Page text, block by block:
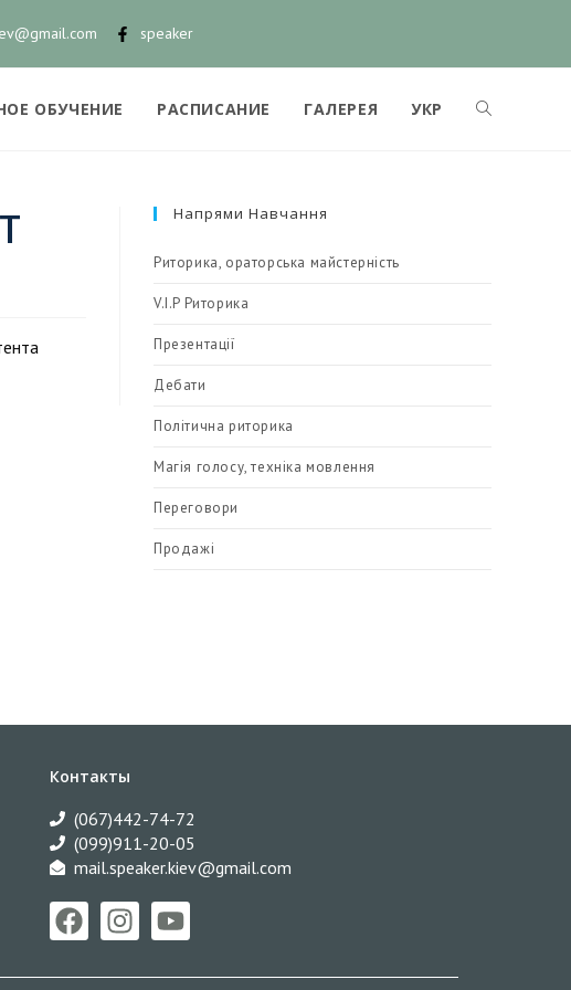
speaker
ОБУЧЕНИЕ РАСПИСАНИЕ ГАЛЕРЕЯ УКР
Напрями Навчання
Риторика, ораторська майстерність
V.I.P Риторика
Презентації
Дебати
Політична риторика
Магія голосу, техніка мовлення
Переговори
Продажі
Контакты
(067)442-74-72
(099)911-20-05
mail.speaker.kiev@gmail.com​